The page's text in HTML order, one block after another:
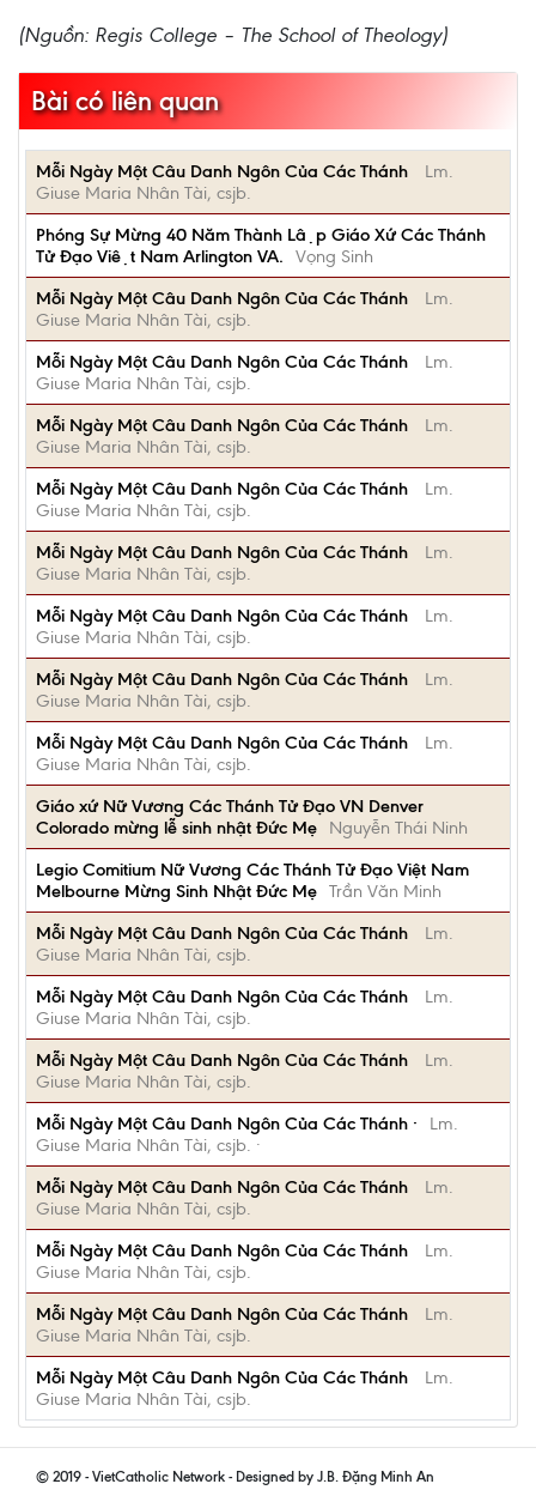
(Nguồn: Regis College – The School of Theology)
Bài có liên quan
Mỗi Ngày Một Câu Danh Ngôn Của Các Thánh
Lm.
Giuse Maria Nhân Tài, csjb.
Phóng Sự Mừng 40 Năm Thành Lập Giáo Xứ Các Thánh
Tử Đạo Việt Nam Arlington VA.
Vọng Sinh
Mỗi Ngày Một Câu Danh Ngôn Của Các Thánh
Lm.
Giuse Maria Nhân Tài, csjb.
Mỗi Ngày Một Câu Danh Ngôn Của Các Thánh
Lm.
Giuse Maria Nhân Tài, csjb.
Mỗi Ngày Một Câu Danh Ngôn Của Các Thánh
Lm.
Giuse Maria Nhân Tài, csjb.
Mỗi Ngày Một Câu Danh Ngôn Của Các Thánh
Lm.
Giuse Maria Nhân Tài, csjb.
Mỗi Ngày Một Câu Danh Ngôn Của Các Thánh
Lm.
Giuse Maria Nhân Tài, csjb.
Mỗi Ngày Một Câu Danh Ngôn Của Các Thánh
Lm.
Giuse Maria Nhân Tài, csjb.
Mỗi Ngày Một Câu Danh Ngôn Của Các Thánh
Lm.
Giuse Maria Nhân Tài, csjb.
Mỗi Ngày Một Câu Danh Ngôn Của Các Thánh
Lm.
Giuse Maria Nhân Tài, csjb.
Giáo xứ Nữ Vương Các Thánh Tử Đạo VN Denver
Colorado mừng lễ sinh nhật Đức Mẹ
Nguyễn Thái Ninh
Legio Comitium Nữ Vương Các Thánh Tử Đạo Việt Nam
Melbourne Mừng Sinh Nhật Đức Mẹ Trần Văn Minh
Mỗi Ngày Một Câu Danh Ngôn Của Các Thánh
Lm.
Giuse Maria Nhân Tài, csjb.
Mỗi Ngày Một Câu Danh Ngôn Của Các Thánh
Lm.
Giuse Maria Nhân Tài, csjb.
Mỗi Ngày Một Câu Danh Ngôn Của Các Thánh
Lm.
Giuse Maria Nhân Tài, csjb.
Mỗi Ngày Một Câu Danh Ngôn Của Các Thánh ·
Lm.
Giuse Maria Nhân Tài, csjb. ·
Mỗi Ngày Một Câu Danh Ngôn Của Các Thánh
Lm.
Giuse Maria Nhân Tài, csjb.
Mỗi Ngày Một Câu Danh Ngôn Của Các Thánh
Lm.
Giuse Maria Nhân Tài, csjb.
Mỗi Ngày Một Câu Danh Ngôn Của Các Thánh
Lm.
Giuse Maria Nhân Tài, csjb.
Mỗi Ngày Một Câu Danh Ngôn Của Các Thánh
Lm.
Giuse Maria Nhân Tài, csjb.
© 2019 - VietCatholic Network - Designed by J.B. Đặng Minh An